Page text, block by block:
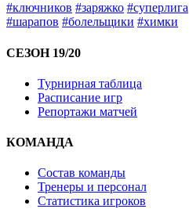
#ключников #заряжко #суперлига
#шарапов #болельщики #химки
СЕЗОН 19/20
Турнирная таблица
Расписание игр
Репортажи матчей
КОМАНДА
Состав команды
Тренеры и персонал
Статистика игроков